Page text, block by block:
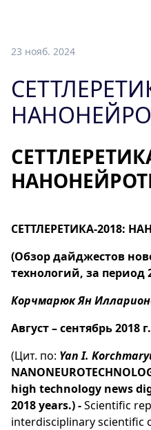
23 нояб. 2024
СЕТТЛЕРЕТИКА-2018:
(Обзор дайджестов
технологий, за период
Корчмарюк Ян
Август – сентябрь 2018
(Цит. по: Yan I.
high technology news
2018 years.) -Scientific
interdisciplinary scientific